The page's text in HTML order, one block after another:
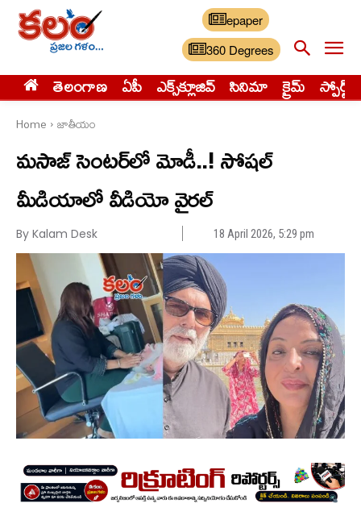
epaper
360 Degrees
తెలంగాణ ఏపీ ఎక్స్‌క్లూజివ్‌ సినిమా క్రైమ్ స్పోర్ట్స్
Home జాతీయం
మ‌సాజ్‌ సెంట‌ర్‌లో మోడీ..! సోష‌ల్
మీడియాలో వీడియో వైర‌ల్
By Kalam Desk 18 April 2026, 5:29 pm